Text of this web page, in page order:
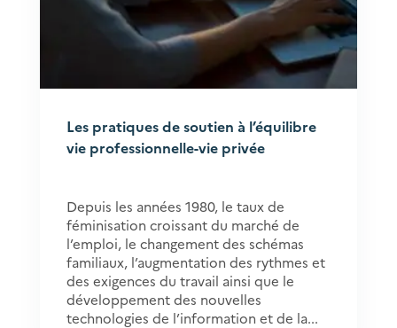
Les pratiques de soutien à l’équilibre
vie professionnelle-vie privée
Depuis les années 1980, le taux de
féminisation croissant du marché de
l’emploi, le changement des schémas
familiaux, l’augmentation des rythmes et
des exigences du travail ainsi que le
développement des nouvelles
technologies de l’information et de la...